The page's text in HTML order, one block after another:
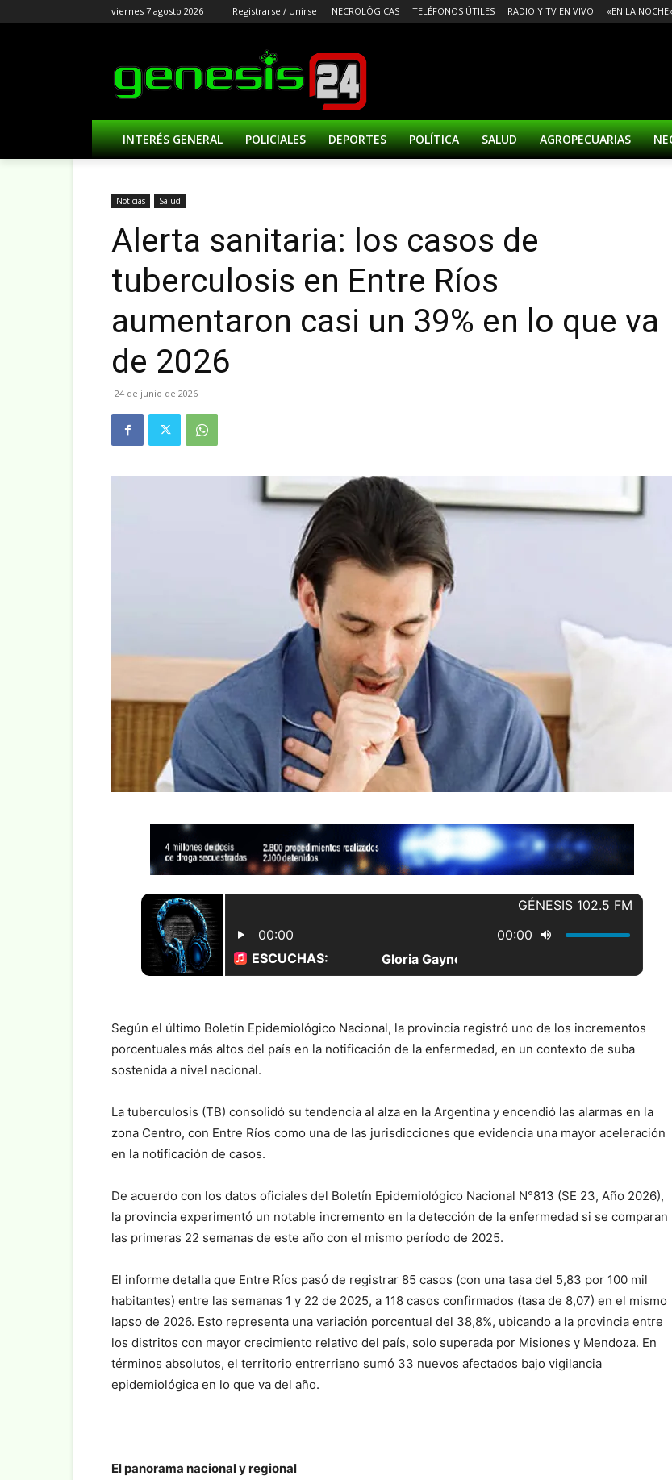
viernes 7 agosto 2026 Registrarse / Unirse NECROLÓGICAS TELÉFONOS ÚTILES RADIO Y TV EN VIVO «EN LA NOCHE»
INTERÉS GENERAL POLICIALES DEPORTES POLÍTICA SALUD AGROPECUARIAS
Noticias Salud
Alerta sanitaria: los casos de
tuberculosis en Entre Ríos
aumentaron casi un 39% en lo que va
de 2026
24 de junio de 2026
Según el último Boletín Epidemiológico Nacional, la provincia registró uno de los incrementos
porcentuales más altos del país en la notificación de la enfermedad, en un contexto de suba
sostenida a nivel nacional.
La tuberculosis (TB) consolidó su tendencia al alza en la Argentina y encendió las alarmas en la
zona Centro, con Entre Ríos como una de las jurisdicciones que evidencia una mayor aceleración
en la notificación de casos.
De acuerdo con los datos oficiales del Boletín Epidemiológico Nacional N°813 (SE 23, Año 2026),
la provincia experimentó un notable incremento en la detección de la enfermedad si se comparan
las primeras 22 semanas de este año con el mismo período de 2025.
El informe detalla que Entre Ríos pasó de registrar 85 casos (con una tasa del 5,83 por 100 mil
habitantes) entre las semanas 1 y 22 de 2025, a 118 casos confirmados (tasa de 8,07) en el mismo
lapso de 2026. Esto representa una variación porcentual del 38,8%, ubicando a la provincia entre
los distritos con mayor crecimiento relativo del país, solo superada por Misiones y Mendoza. En
términos absolutos, el territorio entrerriano sumó 33 nuevos afectados bajo vigilancia
epidemiológica en lo que va del año.
El panorama nacional y regional